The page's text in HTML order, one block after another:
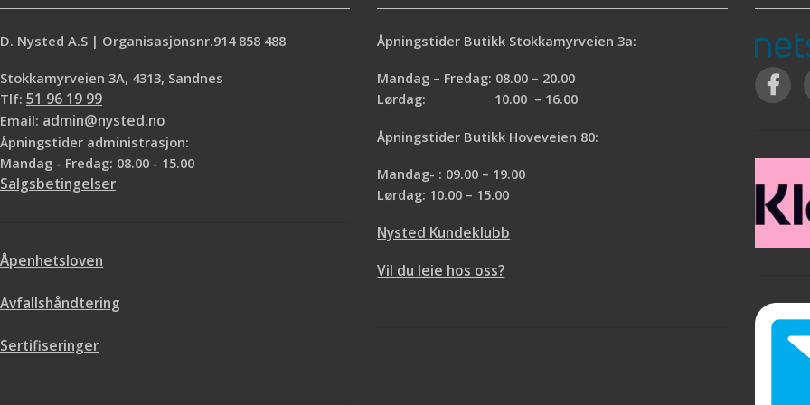
D. Nysted A.S | Organisasjonsnr.914 858 488
Stokkamyrveien 3A, 4313, Sandnes
Tlf: 51 96 19 99
Email: admin@nysted.no
Åpningstider administrasjon:
Mandag - Fredag: 08.00 - 15.00
Salgsbetingelser
Åpenhetsloven
Avfallshåndtering
Sertifiseringer
Åpningstider Butikk Stokkamyrveien 3a:
Mandag – Fredag: 08.00 – 20.00
Lørdag: 10.00 – 16.00
Åpningstider Butikk Hoveveien 80:
Mandag- : 09.00 – 19.00
Lørdag: 10.00 – 15.00
Nysted Kundeklubb
Vil du leie hos oss?